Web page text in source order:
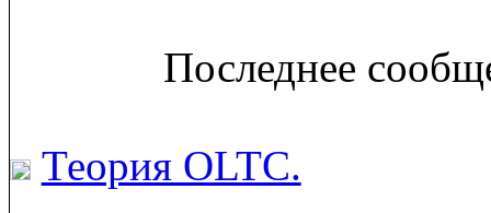
Последнее
Теория OLTC.